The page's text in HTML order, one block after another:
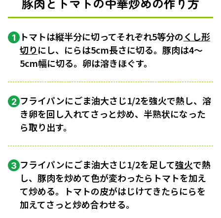
1 トマトは縦半分に切ってそれぞれ5等分のくし形
切りにし、にらは5cm長さに切る。豚肉は4～
5cm幅に切る。卵は溶きほぐす。
2 フライパンにごま油大さじ1/2を強火で熱し、溶
き卵を回し入れてさっと炒め、半熟状になった
ら取り出す。
3 フライパンにごま油大さじ1/2を足して強火で熱
し、豚肉を炒めて色が変わったらトマトを加え
て炒める。トマトの皮がはじけてきたらにらを
加えてさっと炒め合わせる。